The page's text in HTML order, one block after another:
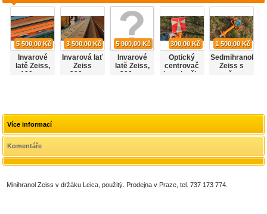
5 500,00 Kč
Invarové
latě Zeiss,
180cm,
3 500,00 Kč
Invarová lať
Zeiss
300cm,
5 900,00 Kč
Invarové
latě Zeiss,
300cm.
300,00 Kč
Optický
centrovač
do trojnožky
1 500,00 Kč
Sedmihranol
Zeiss s
terčem,
Více informací
Komentáře
Minihranol Zeiss v držáku Leica, použitý. Prodejna v Praze, tel. 737 173 774.